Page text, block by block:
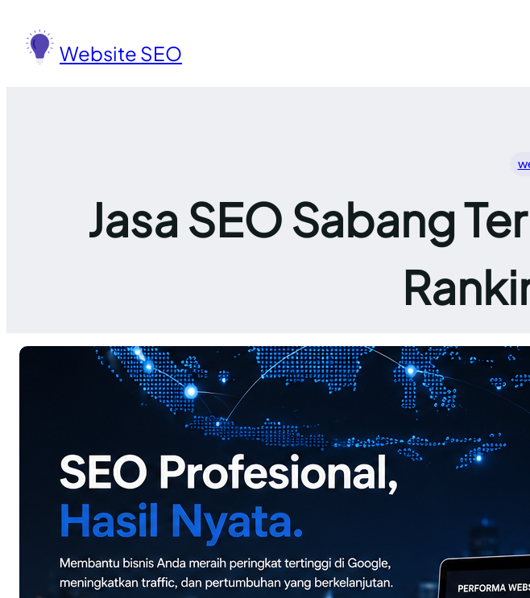
konten
Website SEO
Jasa SEO Sabang